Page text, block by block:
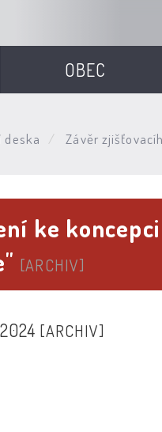
OBEC
deska Závěr
ke
[ARCHIV]
[ARCHIV]